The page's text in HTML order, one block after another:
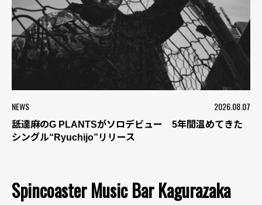
NEWS 2026.08.07
舐達麻のG PLANTSがソロデビュー 5年間温めてきた
シングル“Ryuchijo”リリース
Spincoaster Music Bar Kagurazaka